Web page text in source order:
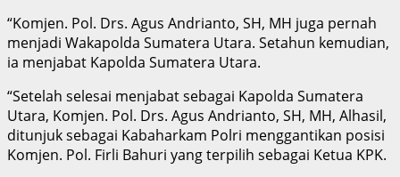
“Komjen. Pol. Drs. Agus Andrianto, SH, MH juga pernah
menjadi Wakapolda Sumatera Utara. Setahun kemudian,
ia menjabat Kapolda Sumatera Utara.
“Setelah selesai menjabat sebagai Kapolda Sumatera
Utara, Komjen. Pol. Drs. Agus Andrianto, SH, MH, Alhasil,
ditunjuk sebagai Kabaharkam Polri menggantikan posisi
Komjen. Pol. Firli Bahuri yang terpilih sebagai Ketua KPK.